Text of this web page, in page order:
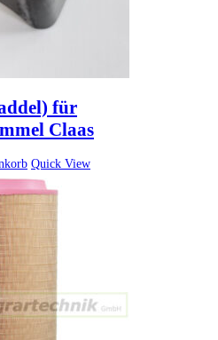
für
Claas
Quick View